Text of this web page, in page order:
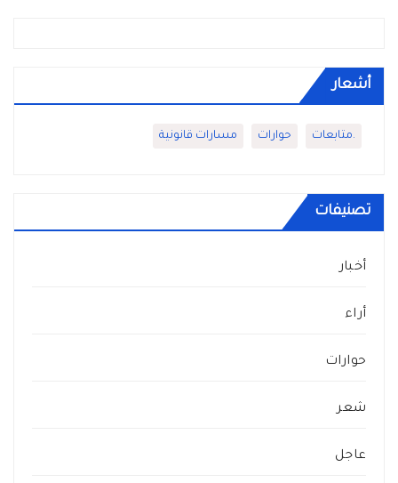
أشعار
.متابعات حوارات مسارات قانونية
تصنيفات
أخبار
أراء
حوارات
شعر
عاجل